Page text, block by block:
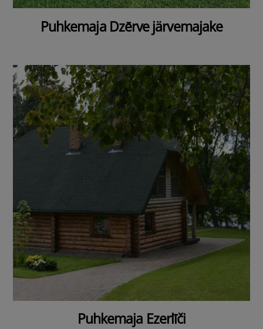
Puhkemaja Dzērve järvemajake
Puhkemaja Ezerlīči